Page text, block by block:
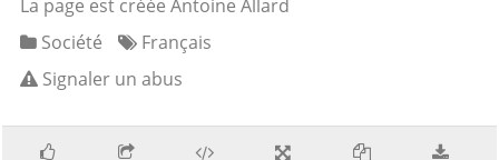
La page est créée Antoine Allard
Société
Français
Signaler un abus